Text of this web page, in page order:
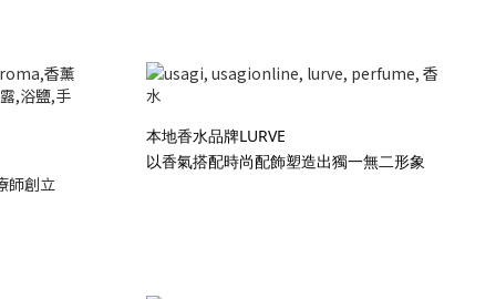
師創立
本地香水品牌LURVE
以香氣搭配時尚配飾塑造出獨一無二形象